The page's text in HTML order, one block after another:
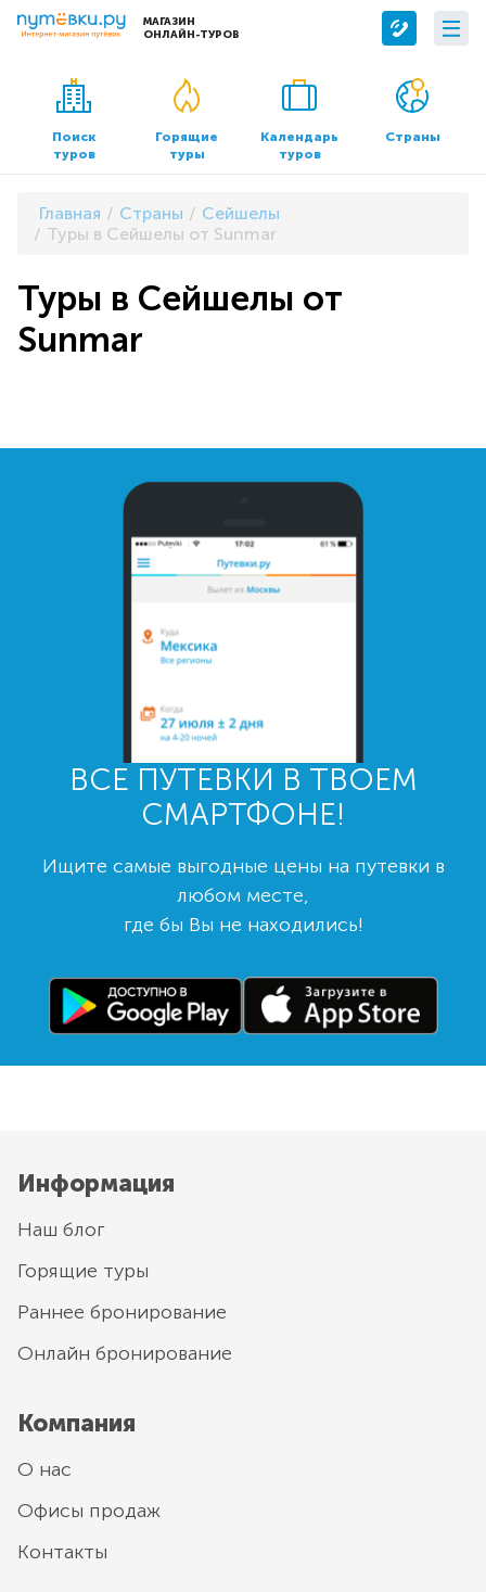
МАГАЗИН
ОНЛАЙН-ТУРОВ
Сервисы
Бронирование отелей
Трансфер
О компании
О нас
Контакты
Документы и реквизиты
Поиск
туров
Горящие
туры
Календарь
туров
Страны
Главная Страны
Сейшелы
Туры в Сейшелы от Sunmar
Туры в Сейшелы от
Sunmar
ВСЕ ПУТЕВКИ В ТВОЕМ
СМАРТФОНЕ!
Ищите самые выгодные цены на путевки в
любом месте,
где бы Вы не находились!
Информация
Наш блог
Горящие туры
Раннее бронирование
Онлайн бронирование
Компания
О нас
Офисы продаж
Контакты